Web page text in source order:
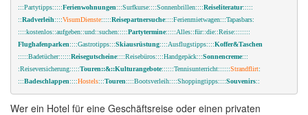
:::Partytipps:::::Ferienwohnungen:::Surfkurse::::Sonnenbrillen::::Reiseliteratur:::::
::Radverleih::::VisumDienste:::::Reisepartnersuche::::Ferienmietwagen:::Tapasbars:
::::kostenlos::aufgeben::und::suchen:::::Partytermine:::::Alles::für::die::Reise::::::::
Flughafenparken::::Gastrotipps:::Skiausrüstung::::Ausflugstipps::::Koffer&Taschen
:::::Badetücher::::::Reisegutscheine::::Reisebüros::::Handgepäck:::Sonnencreme:::
:Reiseversicherung:::::Touren::&::Kulturangebote::::::Tennisunterricht::::::Strandflirt:
:::Badeschlappen::::Hostels:::Touren::::Bootsverleih::::Shoppingtipps::::Souvenirs::
Wer ein Hotel für eine Geschäftsreise oder einen privaten